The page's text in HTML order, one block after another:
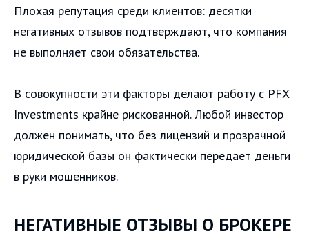
Плохая репутация среди клиентов: десятки
негативных отзывов подтверждают, что компания
не выполняет свои обязательства.
В совокупности эти факторы делают работу с PFX
Investments крайне рискованной. Любой инвестор
должен понимать, что без лицензий и прозрачной
юридической базы он фактически передает деньги
в руки мошенников.
НЕГАТИВНЫЕ ОТЗЫВЫ О БРОКЕРЕ